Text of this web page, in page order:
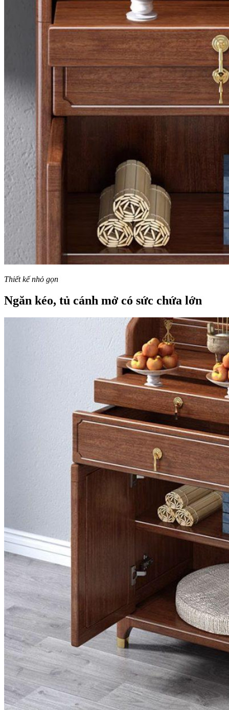
Thiết kế nhỏ gọn
Ngăn kéo, tủ cánh mở có sức chứa lớn